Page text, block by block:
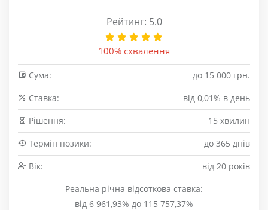
Рейтинг: 5.0
100% схвалення
Сума:
до 15 000 грн.
Cтавка:
від 0,01% в день
Рішення:
15 хвилин
Термін позики:
до 365 днів
Вік:
від 20 років
Реальна річна відсоткова ставка:
від 6 961,93% до 115 757,37%